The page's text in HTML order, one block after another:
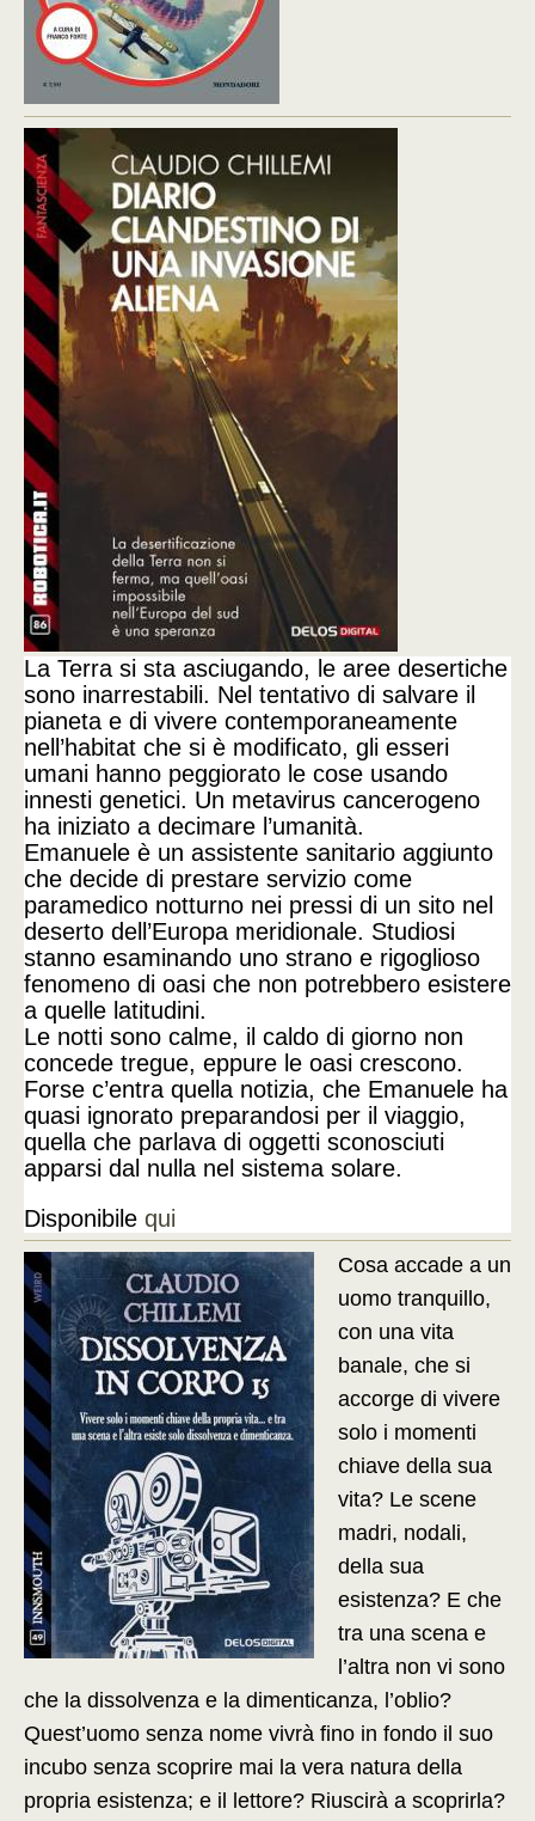
La Terra si sta asciugando, le aree desertiche
sono inarrestabili. Nel tentativo di salvare il
pianeta e di vivere contemporaneamente
nell’habitat che si è modificato, gli esseri
umani hanno peggiorato le cose usando
innesti genetici. Un metavirus cancerogeno
ha iniziato a decimare l’umanità.
Emanuele è un assistente sanitario aggiunto
che decide di prestare servizio come
paramedico notturno nei pressi di un sito nel
deserto dell’Europa meridionale. Studiosi
stanno esaminando uno strano e rigoglioso
fenomeno di oasi che non potrebbero esistere
a quelle latitudini.
Le notti sono calme, il caldo di giorno non
concede tregue, eppure le oasi crescono.
Forse c’entra quella notizia, che Emanuele ha
quasi ignorato preparandosi per il viaggio,
quella che parlava di oggetti sconosciuti
apparsi dal nulla nel sistema solare.
Disponibile qui
Cosa accade a un
uomo tranquillo,
con una vita
banale, che si
accorge di vivere
solo i momenti
chiave della sua
vita? Le scene
madri, nodali,
della sua
esistenza? E che
tra una scena e
l’altra non vi sono
che la dissolvenza e la dimenticanza, l’oblio?
Quest’uomo senza nome vivrà fino in fondo il suo
incubo senza scoprire mai la vera natura della
propria esistenza; e il lettore? Riuscirà a scoprirla?